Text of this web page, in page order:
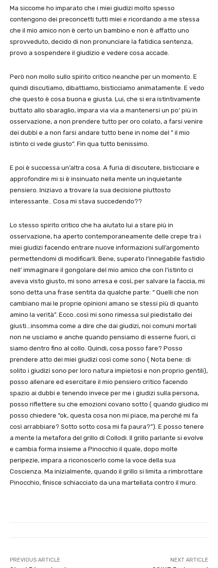
Ma siccome ho imparato che i miei giudizi molto spesso
contengono dei preconcetti tutti miei e ricordando a me stessa
che il mio amico non è certo un bambino e non è affatto uno
sprovveduto, decido di non pronunciare la fatidica sentenza,
provo a sospendere il giudizio e vedere cosa accade.
Però non mollo sullo spirito critico neanche per un momento. E
quindi discutiamo, dibattiamo, bisticciamo animatamente. E vedo
che questo è cosa buona e giusta. Lui, che si era istintivamente
buttato allo sbaraglio, impara via via a mantenersi un po’ più in
osservazione, a non prendere tutto per oro colato, a farsi venire
dei dubbi e a non farsi andare tutto bene in nome del ” il mio
istinto ci vede giusto”. Fin qua tutto benissimo.
E poi è successa un’altra cosa. A furia di discutere, bisticciare e
approfondire mi si è insinuato nella mente un inquietante
pensiero. Iniziavo a trovare la sua decisione piuttosto
interessante.. Cosa mi stava succedendo??
Lo stesso spirito critico che ha aiutato lui a stare più in
osservazione, ha aperto contemporaneamente delle crepe tra i
miei giudizi facendo entrare nuove informazioni sull’argomento
permettendomi di modificarli. Bene, superato l’innegabile fastidio
nell’ immaginare il gongolare del mio amico che con l’istinto ci
aveva visto giusto, mi sono arresa e così, per salvare la faccia, mi
sono detta una frase sentita da qualche parte: “ Quelli che non
cambiano mai le proprie opinioni amano se stessi più di quanto
amino la verità”. Ecco..così mi sono rimessa sul piedistallo dei
giusti…insomma come a dire che dai giudizi, noi comuni mortali
non ne usciamo e anche quando pensiamo di esserne fuori, ci
siamo dentro fino al collo. Quindi, cosa posso fare? Posso
prendere atto dei miei giudizi così come sono ( Nota bene: di
solito i giudizi sono per loro natura impietosi e non proprio gentili),
posso allenare ed esercitare il mio pensiero critico facendo
spazio ai dubbi e tenendo invece per me i giudizi sulla persona,
posso riflettere su che emozioni covano sotto ( quando giudico mi
posso chiedere “ok, questa cosa non mi piace, ma perché mi fa
così arrabbiare? Sotto sotto cosa mi fa paura?”). E posso tenere
a mente la metafora del grillo di Collodi. Il grillo parlante si evolve
e cambia forma insieme a Pinocchio il quale, dopo molte
peripezie, impara a riconoscerlo come la voce della sua
Coscienza. Ma inizialmente, quando il grillo si limita a rimbrottare
Pinocchio, finisce schiacciato da una martellata contro il muro.
PREVIOUS ARTICLE NEXT ARTICLE